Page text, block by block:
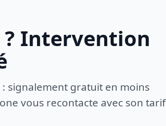
? Intervention
signalement gratuit en moins
vous recontacte avec son tarif